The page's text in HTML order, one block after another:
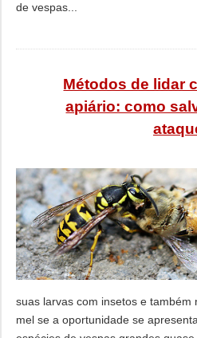
de vespas...
Métodos de lidar
apiário: como
suas larvas com insetos e também
mel se a oportunidade se